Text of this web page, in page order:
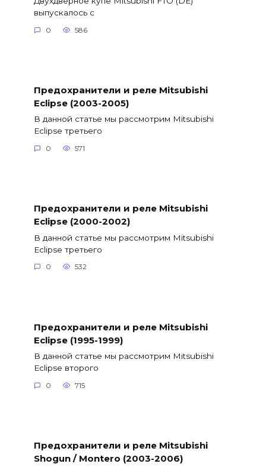
выпускалось с
0 586
Предохранители и реле Mitsubishi
Eclipse (2003-2005)
В данной статье мы рассмотрим Mitsubishi
Eclipse третьего
0 571
Предохранители и реле Mitsubishi
Eclipse (2000-2002)
В данной статье мы рассмотрим Mitsubishi
Eclipse третьего
0 532
Предохранители и реле Mitsubishi
Eclipse (1995-1999)
В данной статье мы рассмотрим Mitsubishi
Eclipse второго
0 715
Предохранители и реле Mitsubishi
Shogun / Montero (2003-2006)